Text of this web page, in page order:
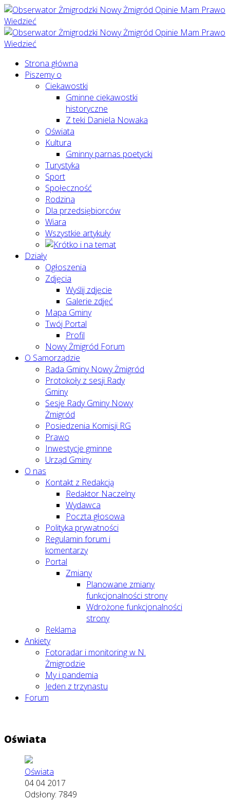
Strona główna
Piszemy o
Ciekawostki
Gminne ciekawostki
historyczne
Z teki Daniela Nowaka
Oświata
Kultura
Gminny parnas poetycki
Turystyka
Sport
Społeczność
Rodzina
Dla przedsiębiorców
Wiara
Wszystkie artykuły
Działy
Ogłoszenia
Zdjęcia
Wyślij zdjęcie
Galerie zdjęć
Mapa Gminy
Twój Portal
Profil
Nowy Żmigród Forum
O Samorządzie
Rada Gminy Nowy Żmigród
Protokoły z sesji Rady
Gminy
Sesje Rady Gminy Nowy
Żmigród
Posiedzenia Komisji RG
Prawo
Inwestycje gminne
Urząd Gminy
O nas
Kontakt z Redakcją
Redaktor Naczelny
Wydawca
Poczta głosowa
Polityka prywatności
Regulamin forum i
komentarzy
Portal
Zmiany
Planowane zmiany
funkcjonalności strony
Wdrożone funkcjonalności
strony
Reklama
Ankiety
Fotoradar i monitoring w N.
Żmigrodzie
My i pandemia
Jeden z trzynastu
Forum
Oświata
Oświata
04 04 2017
Odsłony: 7849